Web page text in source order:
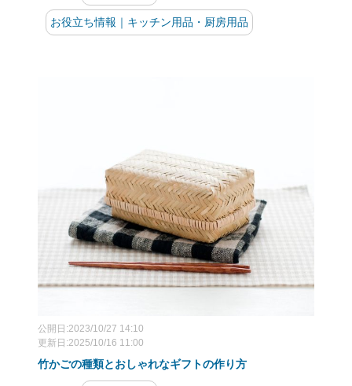
お役立ち情報｜キッチン用品・厨房用品
公開日:2023/10/27 14:10
更新日:2025/10/16 11:00
竹かごの種類とおしゃれなギフトの作り方